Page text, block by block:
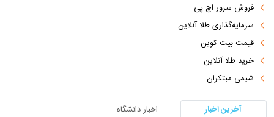
فروش سرور اچ پی
سرمایه‌گذاری طلا آنلاین
قیمت بیت کوین
خرید طلا آنلاین
شیمی مبتکران
آخرین اخبار
اخبار دانشگاه